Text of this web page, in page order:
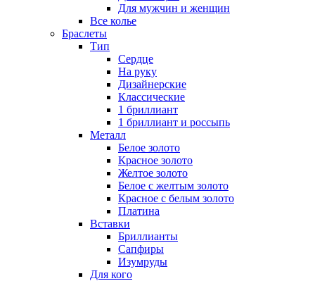
Для мужчин и женщин
Все колье
Браслеты
Тип
Сердце
На руку
Дизайнерские
Классические
1 бриллиант
1 бриллиант и россыпь
Металл
Белое золото
Красное золото
Желтое золото
Белое с желтым золото
Красное с белым золото
Платина
Вставки
Бриллианты
Сапфиры
Изумруды
Для кого